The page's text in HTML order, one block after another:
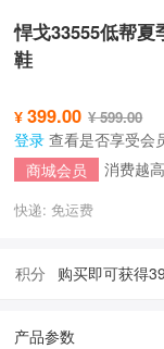
悍戈33555低帮
鞋
¥399.00 ¥ 599.00
登录 查看是否享受会
商城会员
消费越
快递: 免运费
积分 购买即可获得
产品参数